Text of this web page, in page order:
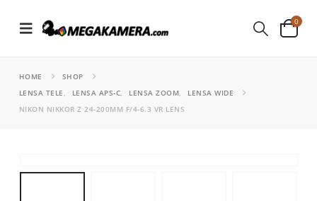
0
HOME
SHOP
LENSA TELE , LENSA APS-C, LENSA ZOOM,
LENSA WIDE
NIKON NIKKOR Z 24-200MM F/4-6.3 VR LENS